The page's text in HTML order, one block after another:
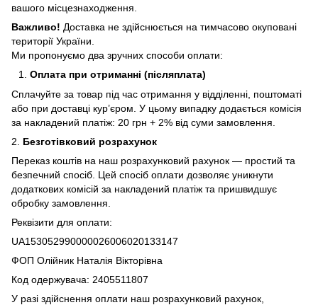
вашого місцезнаходження.
Важливо! Доставка не здійснюється на тимчасово окуповані
території України.
Ми пропонуємо два зручних способи оплати:
Оплата при отриманні (післяплата)
Сплачуйте за товар під час отримання у відділенні, поштоматі
або при доставці кур’єром. У цьому випадку додається комісія
за накладений платіж: 20 грн + 2% від суми замовлення.
2. Безготівковий розрахунок
Переказ коштів на наш розрахунковий рахунок — простий та
безпечний спосіб. Цей спосіб оплати дозволяє уникнути
додаткових комісій за накладений платіж та пришвидшує
обробку замовлення.
Реквізити для оплати:
UA153052990000026006020133147
ФОП Олійник Наталія Вікторівна
Код одержувача: 2405511807
У разі здійснення оплати наш розрахунковий рахунок,